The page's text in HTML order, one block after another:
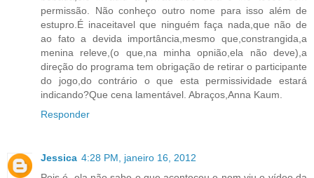
permissão. Não conheço outro nome para isso além de
estupro.É inaceitavel que ninguém faça nada,que não de
ao fato a devida importância,mesmo que,constrangida,a
menina releve,(o que,na minha opnião,ela não deve),a
direção do programa tem obrigação de retirar o participante
do jogo,do contrário o que esta permissividade estará
indicando?Que cena lamentável. Abraços,Anna Kaum.
Responder
Jessica 4:28 PM, janeiro 16, 2012